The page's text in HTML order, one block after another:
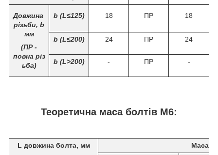
Довжина
різьби, b
мм
(ПР -
повна різ
ьба)
b (L≤125) 18 ПР 18
b (L≤200) 24 ПР 24
b (L>200) - ПР -
Теоретична маса болтів М6:
L довжина болта, мм
Маса